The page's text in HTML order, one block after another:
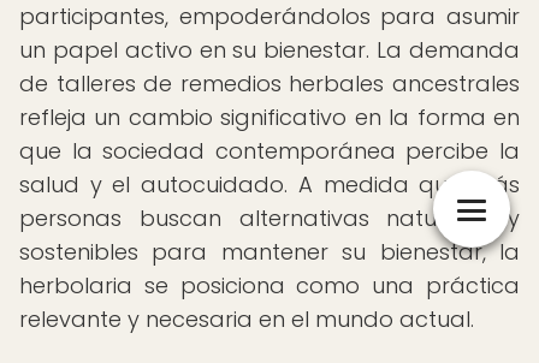
participantes, empoderándolos para asumir
un papel activo en su bienestar. La demanda
de talleres de remedios herbales ancestrales
refleja un cambio significativo en la forma en
que la sociedad contemporánea percibe la
salud y el autocuidado. A medida que más
personas buscan alternativas naturales y
sostenibles para mantener su bienestar, la
herbolaria se posiciona como una práctica
relevante y necesaria en el mundo actual.